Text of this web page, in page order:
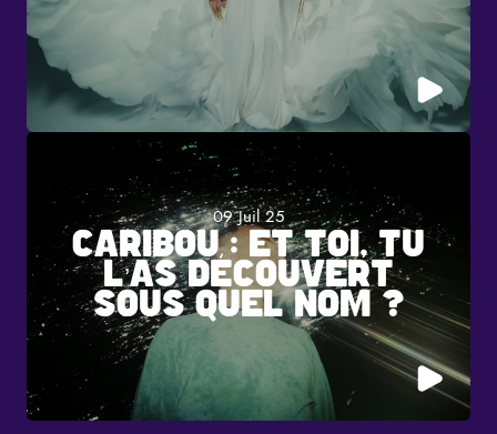
09 Juil 25
CARIBOU : ET TOI, TU
L’AS DÉCOUVERT
SOUS QUEL NOM ?